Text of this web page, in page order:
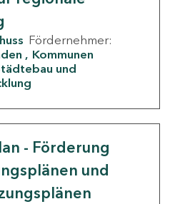
Fördernehmer:
Kommunen
und
- Förderung
und